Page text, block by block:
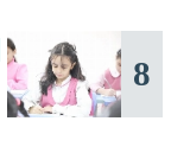
8